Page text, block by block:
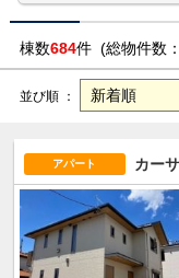
棟数684件 (総物件数：
並び順 ：
アパート カー